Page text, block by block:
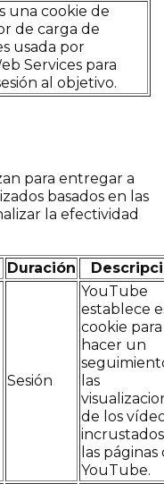
una cookie de
de carga de
usada por
Services para
al objetivo.
para entregar a
basados ​​en las
la efectividad
Duración
Sesión
YouTube
establece
cookie para
hacer un
las
de los
las páginas
YouTube.